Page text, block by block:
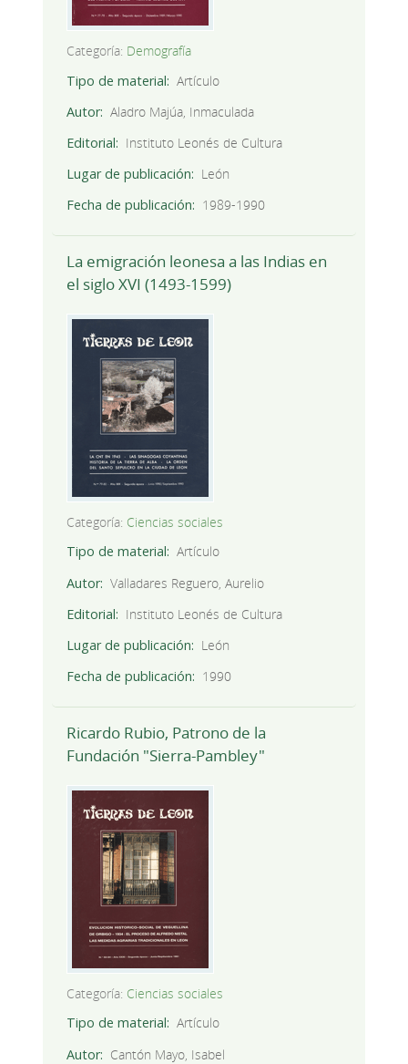
Categoría: Demografía
Tipo de material
Artículo
Autor
Aladro Majúa, Inmaculada
Editorial
Instituto Leonés de Cultura
Lugar de publicación
León
Fecha de publicación
1989-1990
La emigración leonesa a las Indias en
el siglo XVI (1493-1599)
Categoría: Ciencias sociales
Tipo de material
Artículo
Autor
Valladares Reguero, Aurelio
Editorial
Instituto Leonés de Cultura
Lugar de publicación
León
Fecha de publicación
1990
Ricardo Rubio, Patrono de la
Fundación "Sierra-Pambley"
Categoría: Ciencias sociales
Tipo de material
Artículo
Autor
Cantón Mayo, Isabel